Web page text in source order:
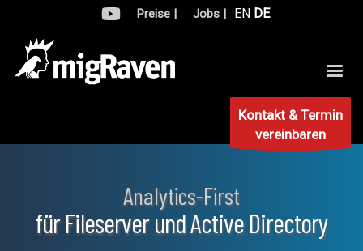
Preise | Jobs | EN DE
Kontakt & Termin
vereinbaren
Analytics-First
für Fileserver und Active Directory